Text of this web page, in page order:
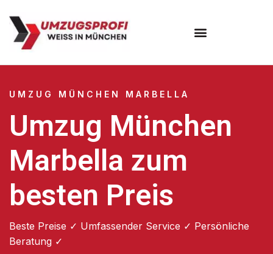
UMZUG MÜNCHEN MARBELLA
Umzug München
Marbella zum
besten Preis
Beste Preise ✓ Umfassender Service ✓ Persönliche
Beratung ✓